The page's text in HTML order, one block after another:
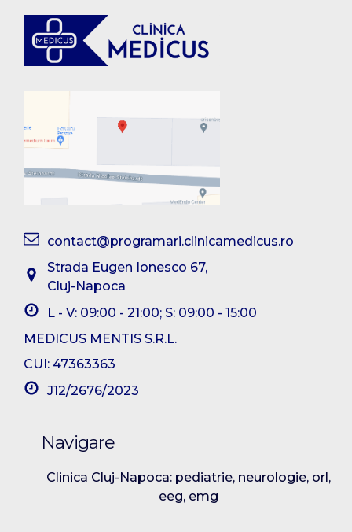
contact@programari.clinicamedicus.ro
Strada Eugen Ionesco 67,
Cluj-Napoca
L - V: 09:00 - 21:00; S: 09:00 - 15:00
MEDICUS MENTIS S.R.L.
CUI: 47363363
J12/2676/2023
Navigare
Clinica Cluj-Napoca: pediatrie, neurologie, orl,
eeg, emg